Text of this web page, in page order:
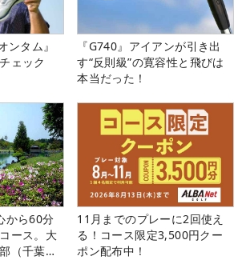
ンタム』
ェック
『G740』アイアンが引き出
す“反則級”の寛容性と飛びは
本当だった！
から60分
ース。大
（千葉
11月までのプレーに2回使え
る！コース限定3,500円クー
ポン配布中！